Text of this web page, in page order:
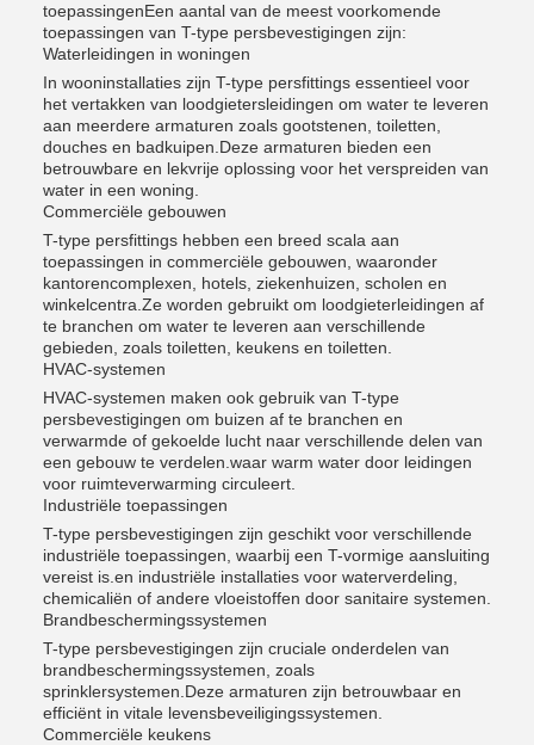
toepassingenEen aantal van de meest voorkomende
toepassingen van T-type persbevestigingen zijn:
Waterleidingen in woningen
In wooninstallaties zijn T-type persfittings essentieel voor
het vertakken van loodgietersleidingen om water te leveren
aan meerdere armaturen zoals gootstenen, toiletten,
douches en badkuipen.Deze armaturen bieden een
betrouwbare en lekvrije oplossing voor het verspreiden van
water in een woning.
Commerciële gebouwen
T-type persfittings hebben een breed scala aan
toepassingen in commerciële gebouwen, waaronder
kantorencomplexen, hotels, ziekenhuizen, scholen en
winkelcentra.Ze worden gebruikt om loodgieterleidingen af
te branchen om water te leveren aan verschillende
gebieden, zoals toiletten, keukens en toiletten.
HVAC-systemen
HVAC-systemen maken ook gebruik van T-type
persbevestigingen om buizen af te branchen en
verwarmde of gekoelde lucht naar verschillende delen van
een gebouw te verdelen.waar warm water door leidingen
voor ruimteverwarming circuleert.
Industriële toepassingen
T-type persbevestigingen zijn geschikt voor verschillende
industriële toepassingen, waarbij een T-vormige aansluiting
vereist is.en industriële installaties voor waterverdeling,
chemicaliën of andere vloeistoffen door sanitaire systemen.
Brandbeschermingssystemen
T-type persbevestigingen zijn cruciale onderdelen van
brandbeschermingssystemen, zoals
sprinklersystemen.Deze armaturen zijn betrouwbaar en
efficiënt in vitale levensbeveiligingssystemen.
Commerciële keukens